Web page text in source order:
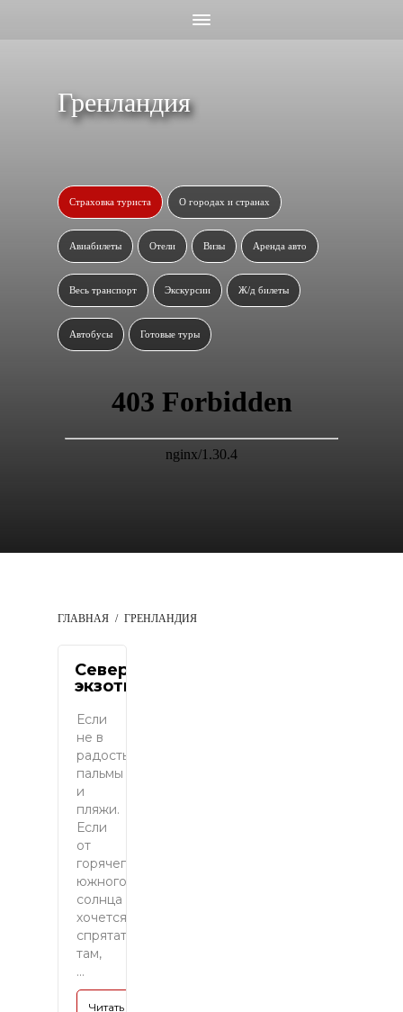
Гренландия
Страховка туриста О городах и странах
Авиабилеты Отели Визы Аренда авто
Весь транспорт Экскурсии Ж/д билеты
Автобусы Готовые туры
ГЛАВНАЯ ГРЕНЛАНДИЯ
Северная
экзотика
Если
не в
радость
пальмы
и
пляжи.
Если
от
горячего
южного
солнца
хочется
спрятаться
там,
...
Читать полностью »